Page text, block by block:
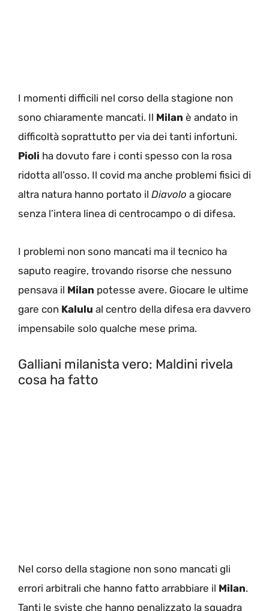
I momenti difficili nel corso della stagione non
sono chiaramente mancati. Il Milan è andato in
difficoltà soprattutto per via dei tanti infortuni.
Pioli ha dovuto fare i conti spesso con la rosa
ridotta all’osso. Il covid ma anche problemi fisici di
altra natura hanno portato il Diavolo a giocare
senza l’intera linea di centrocampo o di difesa.
I problemi non sono mancati ma il tecnico ha
saputo reagire, trovando risorse che nessuno
pensava il Milan potesse avere. Giocare le ultime
gare con Kalulu al centro della difesa era davvero
impensabile solo qualche mese prima.
Galliani milanista vero: Maldini rivela
cosa ha fatto
Nel corso della stagione non sono mancati gli
errori arbitrali che hanno fatto arrabbiare il Milan.
Tanti le sviste che hanno penalizzato la squadra